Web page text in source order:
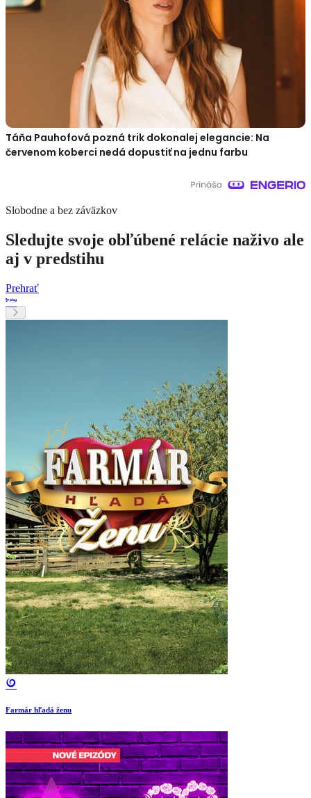
Táňa Pauhofová pozná trik dokonalej elegancie: Na
červenom koberci nedá dopustiť na jednu farbu
Slobodne a bez záväzkov
Sledujte svoje obľúbené relácie naživo ale
aj v predstihu
Prehrať
Farmár hľadá ženu